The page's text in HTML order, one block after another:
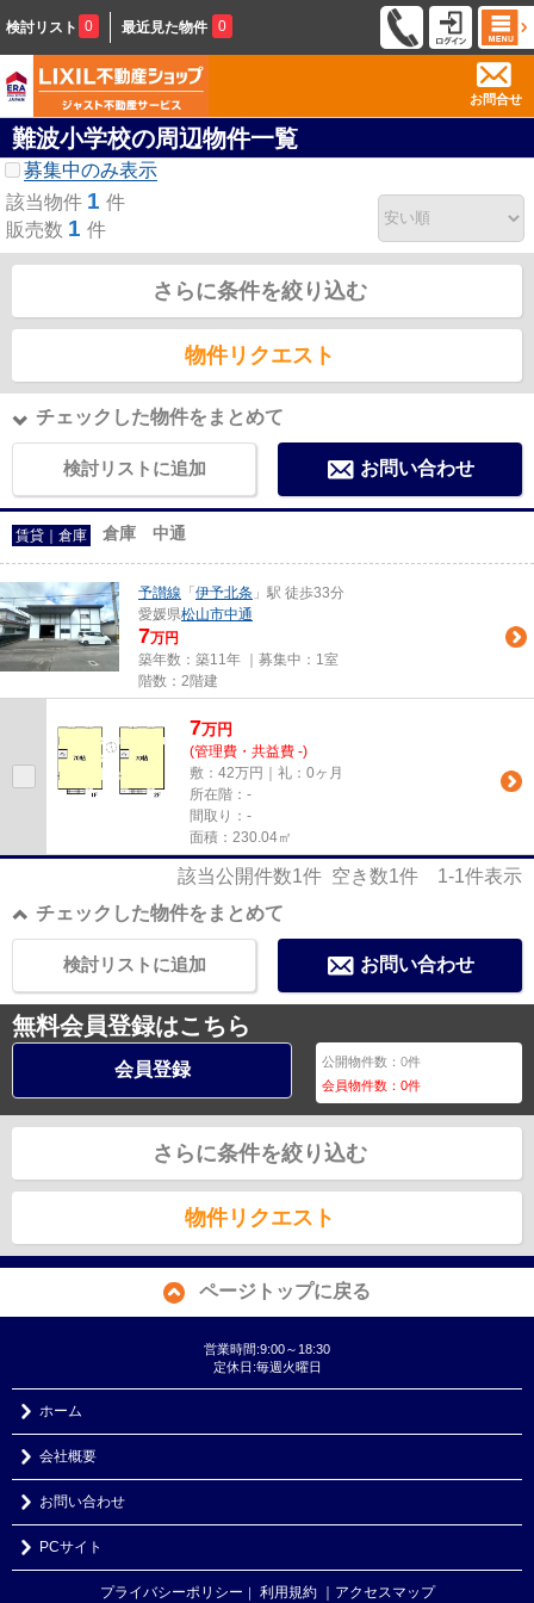
検討リスト 0 最近見た物件 0
お問合せ
難波小学校の周辺物件一覧
募集中のみ表示
該当物件 1 件
販売数 1 件
さらに条件を絞り込む
物件リクエスト
チェックした物件をまとめて
検討リストに追加 お問い合わせ
賃貸｜倉庫 倉庫 中通
予讃線 「 伊予北条 」駅 徒歩33分
愛媛県松山市中通
7万円
築年数：築11年 ｜募集中： 1室
階数：2階建
7万円
(管理費・共益費 -)
敷：42万円｜礼：0ヶ月
所在階：-
間取り：-
面積：230.04㎡
該当公開件数1件 空き数1件 1-1件表示
チェックした物件をまとめて
お問い合わせ
検討リストに追加
無料会員登録はこちら
会員登録 公開物件数：0件
会員物件数：0件
さらに条件を絞り込む
物件リクエスト
ページトップに戻る
営業時間:9:00～18:30
定休日:毎週火曜日
ホーム
会社概要
お問い合わせ
PCサイト
プライバシーポリシー ｜ 利用規約 ｜アクセスマップ